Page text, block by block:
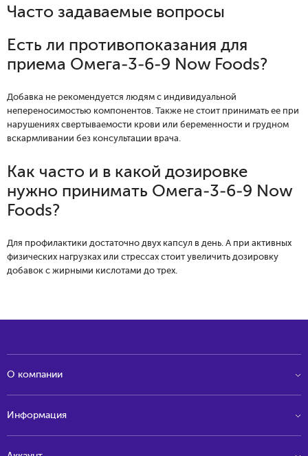
Часто задаваемые вопросы
Есть ли противопоказания для
приема Омега-3-6-9 Now Foods?
Добавка не рекомендуется людям с индивидуальной
непереносимостью компонентов. Также не стоит принимать ее при
нарушениях свертываемости крови или беременности и грудном
вскармливании без консультации врача.
Как часто и в какой дозировке
нужно принимать Омега-3-6-9 Now
Foods?
Для профилактики достаточно двух капсул в день. А при активных
физических нагрузках или стрессах стоит увеличить дозировку
добавок с жирными кислотами до трех.
О компании
Информация